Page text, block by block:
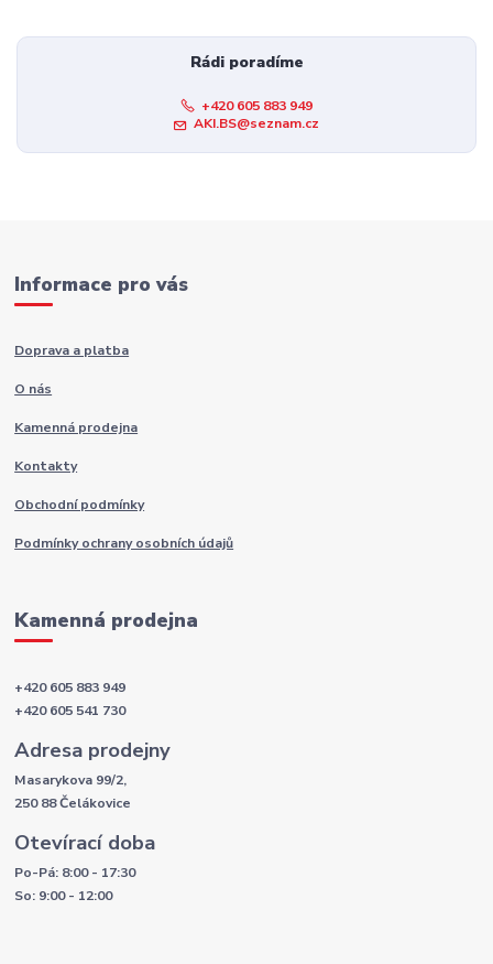
Rádi poradíme
+420 605 883 949
AKI.BS@seznam.cz
Informace pro vás
Doprava a platba
O nás
Kamenná prodejna
Kontakty
Obchodní podmínky
Podmínky ochrany osobních údajů
Kamenná prodejna
+420 605 883 949
+420 605 541 730
Adresa prodejny
Masarykova 99/2,
250 88 Čelákovice
Otevírací doba
Po-Pá: 8:00 - 17:30
So: 9:00 - 12:00